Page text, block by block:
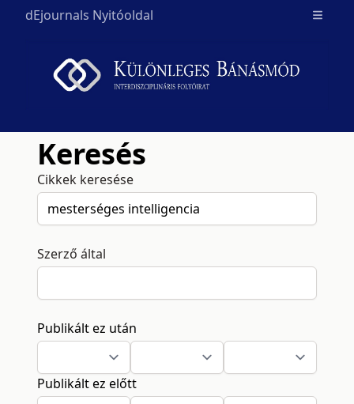
dEjournals Nyitóoldal Open
Keresés
Cikkek keresése
Szerző által
Publikált ez után
Publikált ez előtt